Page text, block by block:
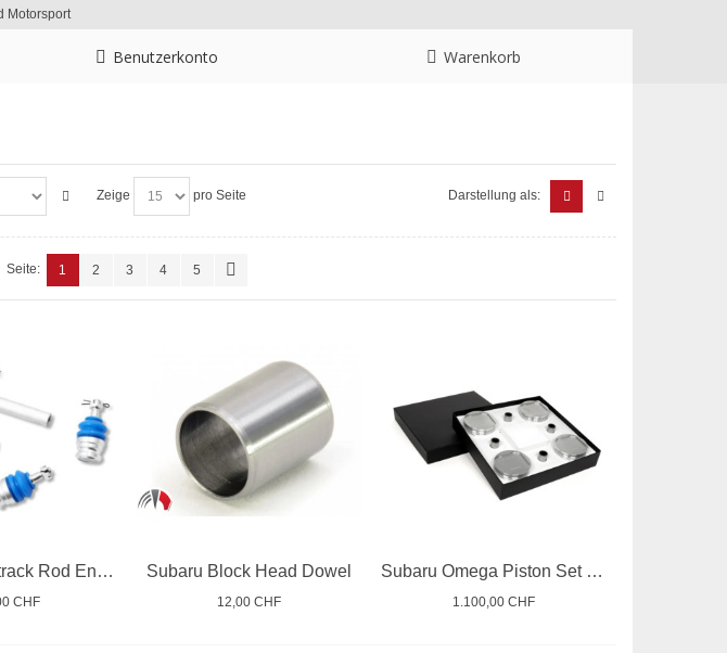
Benutzerkonto Warenkorb
Zeige pro Seite Darstellung als:
Seite: 1 2 3 4 5
Subaru Front track Rod Ends Ball Joints
CHF
Subaru Block Head Dowel
12,00 CHF
Subaru Omega Piston Set - 1992-1999 EJ20
1.100,00 CHF